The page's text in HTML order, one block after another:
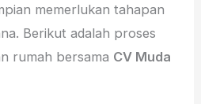
memerlukan tahapan
Berikut adalah proses
rumah bersama CV Muda